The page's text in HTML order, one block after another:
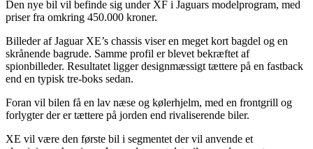
Den nye bil vil befinde sig under XF i Jaguars modelprogram, med
priser fra omkring 450.000 kroner.
Billeder af Jaguar XE’s chassis viser en meget kort bagdel og en
skrånende bagrude. Samme profil er blevet bekræftet af
spionbilleder. Resultatet ligger designmæssigt tættere på en fastback
end en typisk tre-boks sedan.
Foran vil bilen få en lav næse og kølerhjelm, med en frontgrill og
forlygter der er tættere på jorden end rivaliserende biler.
XE vil være den første bil i segmentet der vil anvende et